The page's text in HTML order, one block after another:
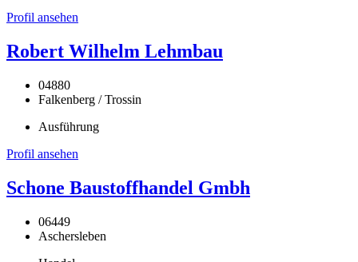
Profil ansehen
Robert Wilhelm Lehmbau
04880
Falkenberg / Trossin
Ausführung
Profil ansehen
Schone Baustoffhandel Gmbh
06449
Aschersleben